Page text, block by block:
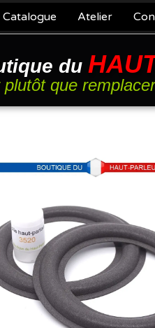
Catalogue Atelier
du
plutôt que remplacer